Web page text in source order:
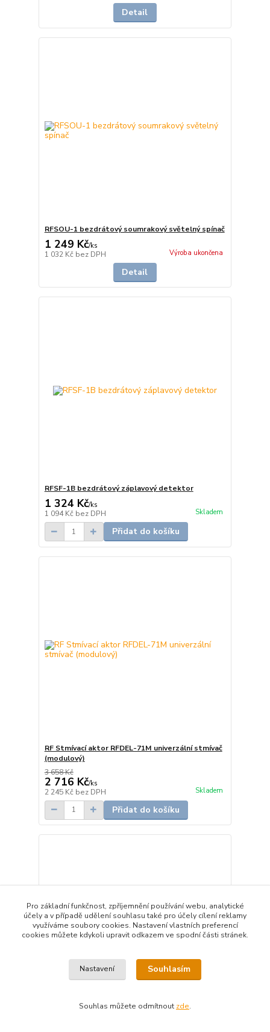
Detail
RFSOU-1 bezdrátový soumrakový světelný spínač
1 249 Kč/ks
1 032 Kč bez DPH Výroba ukončena
Detail
RFSF-1B bezdrátový záplavový detektor
1 324 Kč/ks
1 094 Kč bez DPH Skladem
Přidat do košíku
RF Stmívací aktor RFDEL-71M univerzální stmívač
(modulový)
3 658 Kč
2 716 Kč/ks
2 245 Kč bez DPH Skladem
Přidat do košíku
Pro základní funkčnost, zpříjemnění používání webu, analytické
účely a v případě udělení souhlasu také pro účely cílení reklamy
využíváme soubory cookies. Nastavení vlastních preferencí
cookies můžete kdykoli upravit odkazem ve spodní části stránek.
Nastavení Souhlasím
Souhlas můžete odmítnout zde.